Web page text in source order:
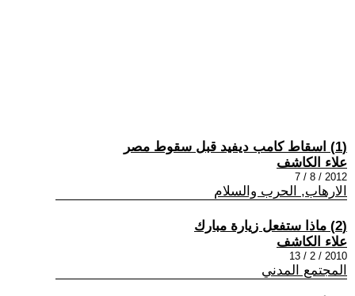
(1) اسقاط كامب ديفيد قبل سقوط مصر
علاء الكاشف
2012 / 8 / 7
الارهاب, الحرب والسلام
(2) ماذا ستفعل زيارة مبارك
علاء الكاشف
2010 / 2 / 13
المجتمع المدني